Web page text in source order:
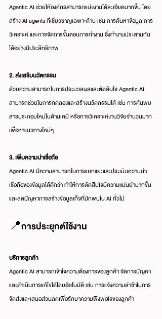
Agentic AI ช่วยให้องค์กรสามารถแบ่งงานได้ละเอียดมากขึ้น โดย
สร้าง AI agents ที่เชี่ยวชาญเฉพาะด้าน เช่น การค้นหาข้อมูล การ
วิเคราะห์ และการจัดการขั้นตอนการทำงาน ซึ่งทำงานประสานกัน
ได้อย่างมีประสิทธิภาพ
2. ส่งเสริมนวัตกรรม
ด้วยความสามารถในการประมวลผลและตัดสินใจ Agentic AI
สามารถช่วยในการทดลองและสร้างนวัตกรรมได้ เช่น การค้นพบ
สารประกอบใหม่ในด้านเคมี หรือการวิเคราะห์งานวิจัยจำนวนมาก
เพื่อหาแนวทางใหม่ๆ
3. เพิ่มความน่าเชื่อถือ
Agentic AI มีความสามารถในการแยกแยะและประเมินความน่า
เชื่อถือของข้อมูลได้ดีกว่า ทำให้การตัดสินใจมีความแม่นยำมากขึ้น
และลดปัญหาการสร้างข้อมูลเท็จที่มักพบใน AI ทั่วไป
📍การประยุกต์ใช้งาน
บริการลูกค้า
Agentic AI สามารถเข้าใจความต้องการของลูกค้า จัดการปัญหา
และดำเนินการแก้ไขได้โดยอัตโนมัติ เช่น การแจ้งความล่าช้าในการ
จัดส่งและเสนอส่วนลดเพื่อรักษาความพึงพอใจของลูกค้า